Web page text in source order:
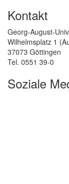
Kontakt
Georg-August-
Wilhelmsplatz 1
37073 Göttingen
Tel. 0551 39-0
Soziale